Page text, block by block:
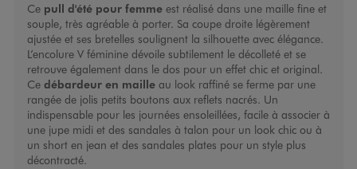
Ce pull d'été pour femmeest réalisé dans une maille fine et
souple, très agréable à porter. Sa coupe droite légèrement
ajustée et ses bretelles soulignent la silhouette avec élégance.
L’encolure V féminine dévoile subtilement le décolleté et se
retrouve également dans le dos pour un effet chic et original.
Ce débardeur en mailleau look raffiné se ferme par une
rangée de jolis petits boutons aux reflets nacrés. Un
indispensable pour les journées ensoleillées, facile à associer à
une jupe midi et des sandales à talon pour un look chic ou à
un short en jean et des sandales plates pour un style plus
décontracté.